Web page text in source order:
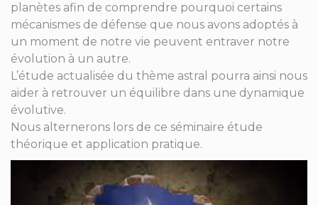
planètes afin de comprendre pourquoi certains
mécanismes de défense que nous avons adoptés à
un moment de notre vie peuvent entraver notre
évolution à un autre.
L’étude actualisée du thème astral pourra ainsi nous
aider à retrouver un équilibre dans une dynamique
évolutive.
Nous alternerons lors de ce séminaire étude
théorique et application pratique.